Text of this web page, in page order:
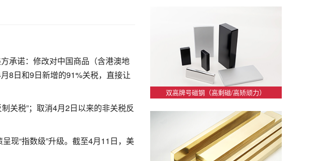
承诺：修改对中国商品（含港澳地
8日和9日新增的91%关税，直接让
关税”；取消4月2日以来的非关税反
现“指数级”升级。截至4月11日，美
双高牌号磁钢（高剩磁/高矫顽力）